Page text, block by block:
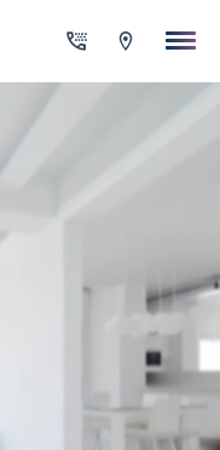
Cash-back на